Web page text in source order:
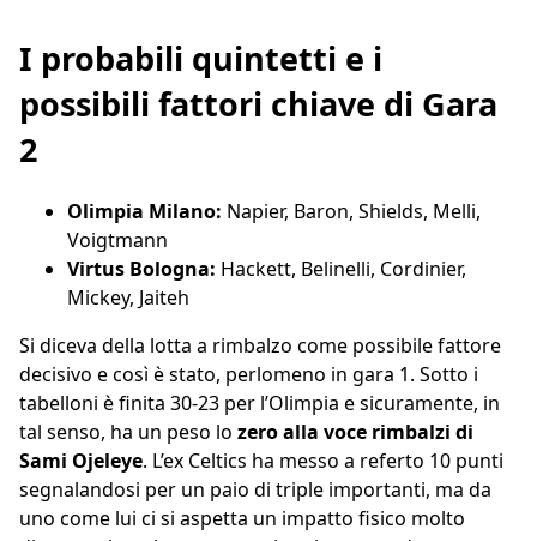
I probabili quintetti e i
possibili fattori chiave di Gara
2
Olimpia Milano: Napier, Baron, Shields, Melli,
Voigtmann
Virtus Bologna: Hackett, Belinelli, Cordinier,
Mickey, Jaiteh
Si diceva della lotta a rimbalzo come possibile fattore
decisivo e così è stato, perlomeno in gara 1. Sotto i
tabelloni è finita 30-23 per l’Olimpia e sicuramente, in
tal senso, ha un peso lo zero alla voce rimbalzi di
Sami Ojeleye. L’ex Celtics ha messo a referto 10 punti
segnalandosi per un paio di triple importanti, ma da
uno come lui ci si aspetta un impatto fisico molto